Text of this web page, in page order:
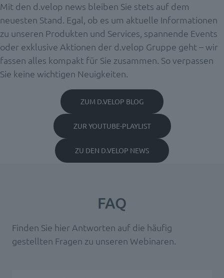
Mit den d.velop news bleiben Sie stets auf dem
neuesten Stand. Egal, ob es um aktuelle Informationen
zu unseren Produkten und Services, spannende Events
oder exklusive Aktionen der d.velop Gruppe geht – wir
fassen alles kompakt für Sie zusammen. So verpassen
Sie keine wichtigen Neuigkeiten.
ZUM D.VELOP BLOG
ZUR YOUTUBE-PLAYLIST
ZU DEN D.VELOP NEWS
FAQ
Finden Sie hier Antworten auf die häufig
gestellten Fragen zu unseren Webinaren.